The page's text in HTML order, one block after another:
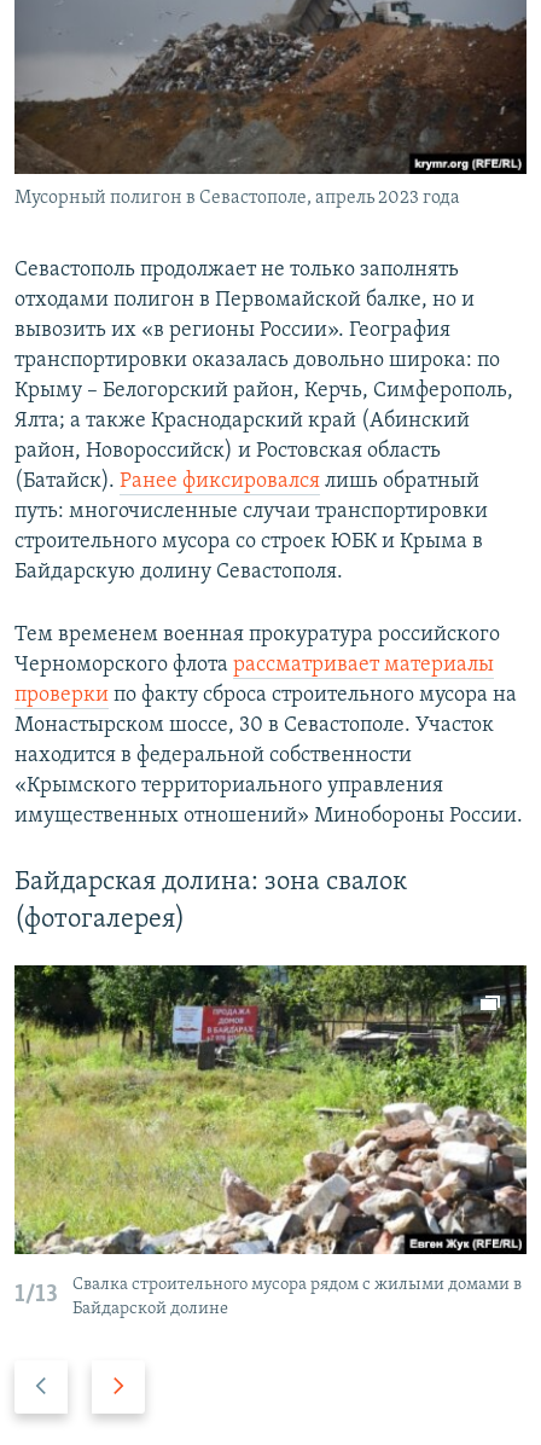
Мусорный полигон в Севастополе, апрель 2023 года
Севастополь продолжает не только заполнять
отходами полигон в Первомайской балке, но и
вывозить их «в регионы России». География
транспортировки оказалась довольно широка: по
Крыму – Белогорский район, Керчь, Симферополь,
Ялта; а также Краснодарский край (Абинский
район, Новороссийск) и Ростовская область
(Батайск). Ранее фиксировался лишь обратный
путь: многочисленные случаи транспортировки
строительного мусора со строек ЮБК и Крыма в
Байдарскую долину Севастополя.
Тем временем военная прокуратура российского
Черноморского флота рассматривает материалы
проверки по факту сброса строительного мусора на
Монастырском шоссе, 30 в Севастополе. Участок
находится в федеральной собственности
«Крымского территориального управления
имущественных отношений» Минобороны России.
Байдарская долина: зона свалок
(фотогалерея)
1/13
Свалка строительного мусора рядом с жилыми домами в
Байдарской долине